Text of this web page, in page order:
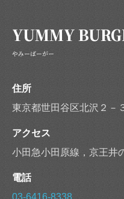
YUMMY
やみーばーがー
住所
東京都世田谷区北沢２
アクセス
小田急小田原線，京王井
電話
03-6416-8338
お店情